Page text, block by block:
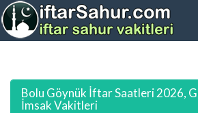
Bolu Göynük İftar Saatleri 2026,
İmsak Vakitleri